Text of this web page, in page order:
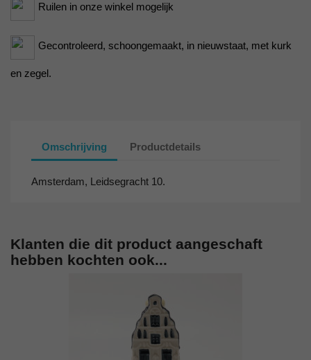
Ruilen in onze winkel mogelijk
Gecontroleerd, schoongemaakt, in nieuwstaat, met kurk
en zegel.
Omschrijving Productdetails
Amsterdam, Leidsegracht 10.
Klanten die dit product aangeschaft
hebben kochten ook...